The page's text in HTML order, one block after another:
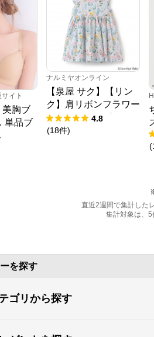
イト
美胸ブ
単品ブ
ナルミヤオンライン
【泉屋 サク】【リン
ク】肩リボンフラワー
キャットワンピース
4.8
(18件)
(
直近2週間で集計した
集計対象は、5
を探す
ゴリから探す